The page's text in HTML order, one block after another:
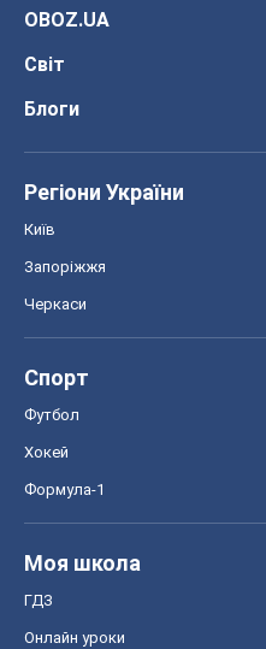
OBOZ.UA
Світ
Блоги
Регіони України
Київ
Запоріжжя
Черкаси
Спорт
Футбол
Хокей
Формула-1
Моя школа
ГДЗ
Онлайн уроки